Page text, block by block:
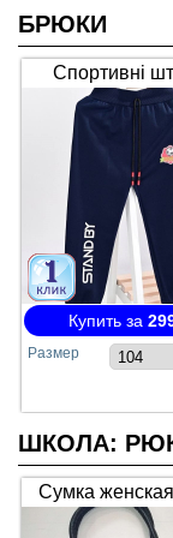
БРЮКИ
Спортивні
"SOCCER"
гумці, тонкі,
Купить за
Размер
ШКОЛА:
Сумка